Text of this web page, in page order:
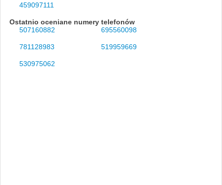
459097111
Ostatnio oceniane numery telefonów
507160882
695560098
781128983 519959669
530975062